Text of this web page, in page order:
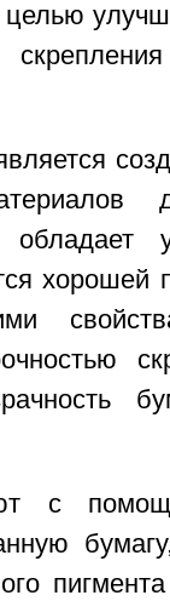
обладает
хорошей
с